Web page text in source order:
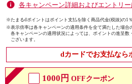
各キャンペーン詳細およびエントリー
※たまるdポイントはポイント支払を除く商品代金(税抜)の1％
※表示倍率は各キャンペーンの適用条件を全て満たした場合
各キャンペーンの適用状況によっては、ポイントの進呈
ございます。
dカードでお支払なら
1000円 OFFクーポン